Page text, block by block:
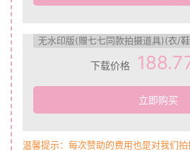
无水印版(赠七七同款拍摄道具)(衣/
下载价格
立即购买
温馨提示：每次赞助的费用也是对我们